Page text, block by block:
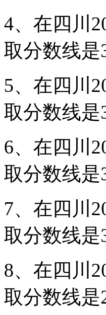
4、在四川
取分数线是
5、在四川
取分数线是
6、在四川
取分数线是
7、在四川
取分数线是
8、在四川
取分数线是